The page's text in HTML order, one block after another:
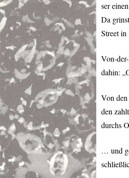
ser
Da
Street
Von-
dahin:
Von
den
durchs
… und